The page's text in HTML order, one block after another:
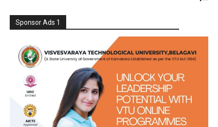
Sponsor Ads 1